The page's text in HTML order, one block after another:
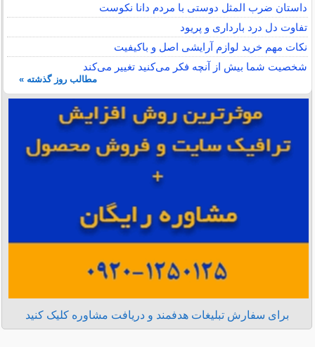
داستان ضرب المثل دوستی با مردم دانا نكوست
تفاوت دل درد بارداری و پریود
نکات مهم خرید لوازم آرایشی اصل و باکیفیت
شخصیت شما بیش از آنچه فکر می‌کنید تغییر می‌کند
مطالب روز گذشته »
برای سفارش تبلیغات هدفمند و دریافت مشاوره کلیک کنید